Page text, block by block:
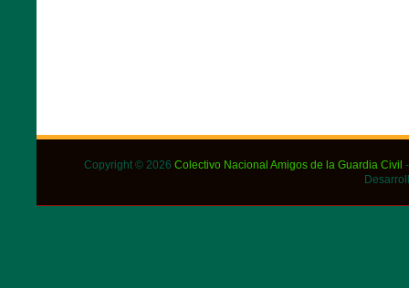
Copyright © 2026 Colectivo Nacional Amigos de la Guardia Civil